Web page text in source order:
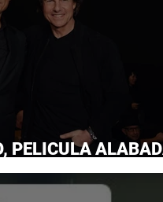
PELICULA
CRUISE